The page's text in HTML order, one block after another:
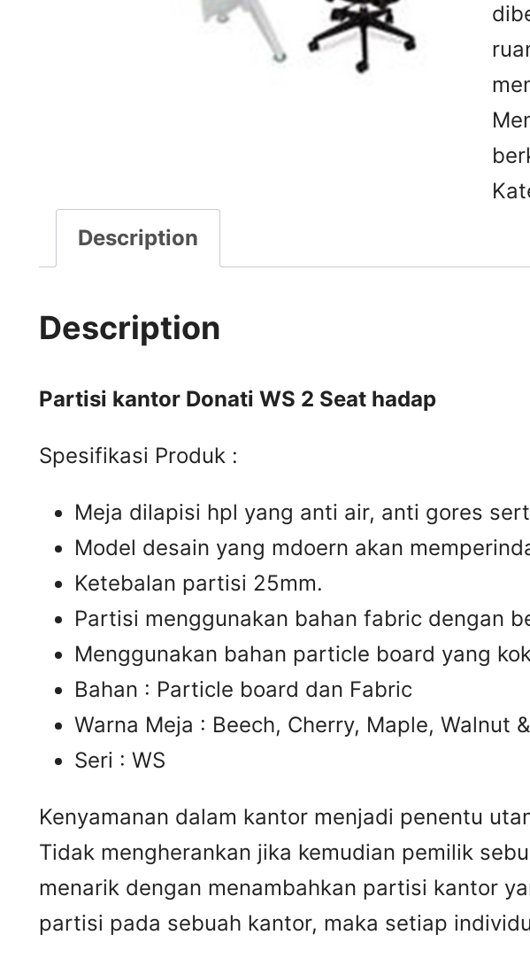
Description
Description
Partisi kantor Donati WS 2 Seat hadap
Spesifikasi Produk :
Meja dilapisi hpl yang anti air, anti gores
Model desain yang mdoern akan
Ketebalan partisi 25mm.
Partisi menggunakan bahan fabric dengan
Menggunakan bahan particle board yang
Bahan : Particle board dan Fabric
Warna Meja : Beech, Cherry, Maple, Walnut
Seri : WS
Kenyamanan dalam kantor menjadi penentu
Tidak mengherankan jika kemudian pemilik
menarik dengan menambahkan partisi kantor
partisi pada sebuah kantor, maka setiap